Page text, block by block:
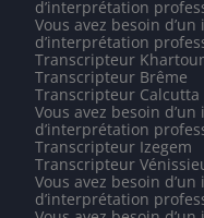
d’interprétation
Vous avez besoin
d’interprétation
Transcripteur
Transcripteur Brême
Transcripteur Calcutta
Vous avez besoin
d’interprétation
Transcripteur Izegem
Transcripteur
Vous avez besoin
d’interprétation